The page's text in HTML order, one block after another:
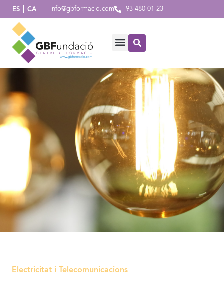
ES CA info@gbformacio.com 93 480 01 23
Electricitat i Telecomunicacions